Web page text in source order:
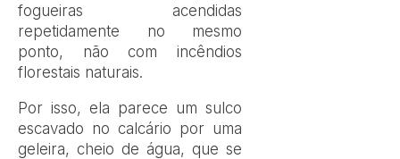
fogueiras acendidas
repetidamente no mesmo
ponto, não com incêndios
florestais naturais.
Por isso, ela parece um sulco
escavado no calcário por uma
geleira, cheio de água, que se